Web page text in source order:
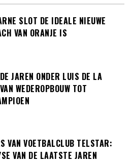
SLOT DE IDEALE NIEUWE
VAN ORANJE IS
JAREN ONDER LUIS DE LA
WEDEROPBOUW TOT
VAN VOETBALCLUB TELSTAR:
VAN DE LAATSTE JAREN